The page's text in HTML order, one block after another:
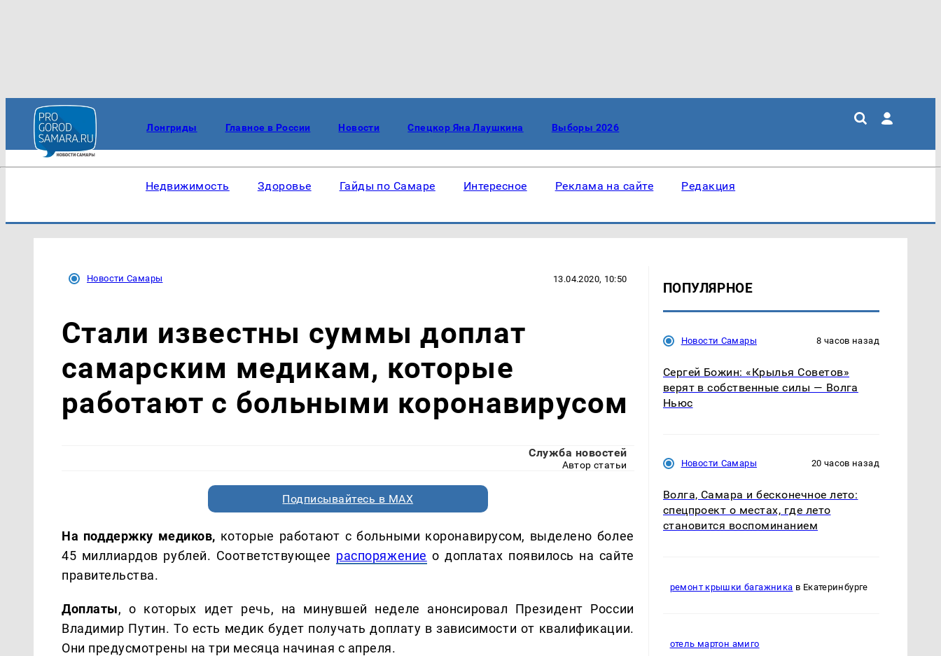
Лонгриды Главное в России Новости Спецкор Яна Лаушкина Выборы 2026
Недвижимость Здоровье Гайды по Самаре Интересное Реклама на сайте Редакция
Новости Самары 13.04.2020, 10:50
Стали известны суммы доплат
самарским медикам, которые
работают с больными коронавирусом
Служба новостей
Автор статьи
Подписывайтесь в MAX
На поддержку медиков, которые работают с больными коронавирусом, выделено более
45 миллиардов рублей. Соответствующее распоряжение о доплатах появилось на сайте
правительства.
Доплаты, о которых идет речь, на минувшей неделе анонсировал Президент России
Владимир Путин. То есть медик будет получать доплату в зависимости от квалификации.
Они предусмотрены на три месяца начиная с апреля.
ПОПУЛЯРНОЕ
Новости Самары 8 часов назад
Сергей Божин: «Крылья Советов»
верят в собственные силы — Волга
Ньюс
Новости Самары 20 часов назад
Волга, Самара и бесконечное лето:
спецпроект о местах, где лето
становится воспоминанием
ремонт крышки багажника в Екатеринбурге
отель мартон амиго